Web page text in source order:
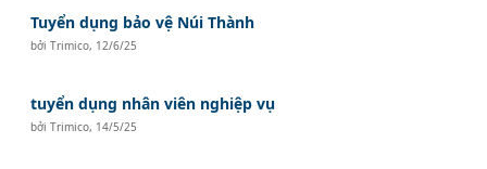
Tuyển dụng bảo vệ Núi Thành
bởiTrimico, 12/6/25
tuyển dụng nhân viên nghiệp vụ
bởiTrimico, 14/5/25